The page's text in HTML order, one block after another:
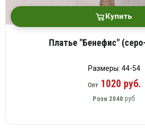
Купить
Платье "Бенефис"
Размеры: 44-54
Опт1020 руб.
Розн 2040 руб